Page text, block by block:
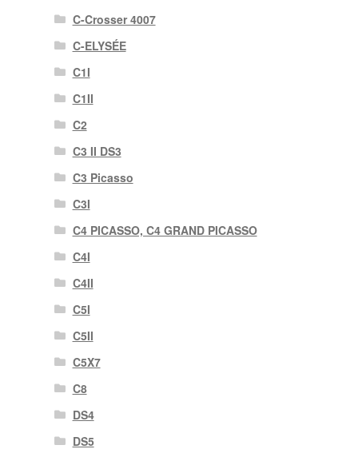
C-Crosser 4007
C-ELYSÉE
C1I
C1II
C2
C3 II DS3
C3 Picasso
C3I
C4 PICASSO, C4 GRAND PICASSO
C4I
C4II
C5I
C5II
C5X7
C8
DS4
DS5